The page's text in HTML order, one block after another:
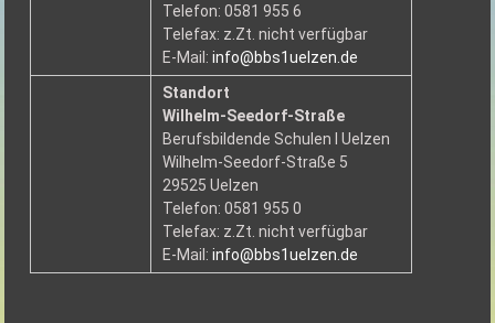
Telefon: 0581 955 6
Telefax: z.Zt. nicht verfügbar
E-Mail:info@bbs1uelzen.de
Standort
Wilhelm-Seedorf-Straße
Berufsbildende Schulen I Uelzen
Wilhelm-Seedorf-Straße 5
29525 Uelzen
Telefon: 0581 955 0
Telefax: z.Zt. nicht verfügbar
E-Mail:info@bbs1uelzen.de